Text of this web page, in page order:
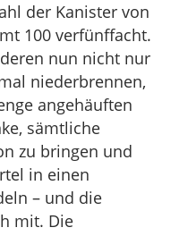
der Kanister von
100 verfünffacht.
nun nicht nur
niederbrennen,
angehäuften
sämtliche
zu bringen und
in einen
– und die
mit. Die